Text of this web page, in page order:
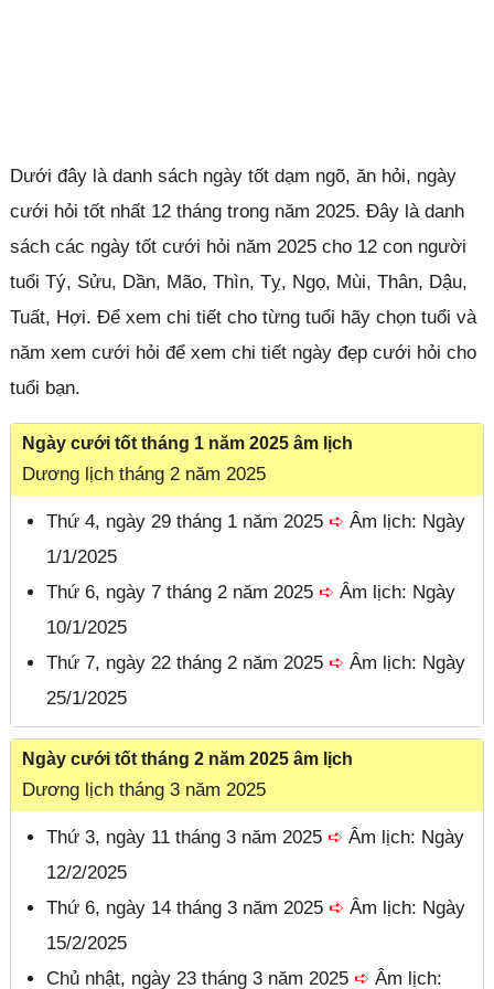
Dưới đây là danh sách ngày tốt dạm ngõ, ăn hỏi, ngày
cưới hỏi tốt nhất 12 tháng trong năm 2025. Đây là danh
sách các ngày tốt cưới hỏi năm 2025 cho 12 con người
tuổi Tý, Sửu, Dần, Mão, Thìn, Tỵ, Ngọ, Mùi, Thân, Dậu,
Tuất, Hợi. Để xem chi tiết cho từng tuổi hãy chọn tuổi và
năm xem cưới hỏi để xem chi tiết ngày đẹp cưới hỏi cho
tuổi bạn.
Ngày cưới tốt tháng 1 năm 2025 âm lịch
Dương lịch tháng 2 năm 2025
Thứ 4, ngày 29 tháng 1 năm 2025 ➪ Âm lịch: Ngày
1/1/2025
Thứ 6, ngày 7 tháng 2 năm 2025 ➪ Âm lịch: Ngày
10/1/2025
Thứ 7, ngày 22 tháng 2 năm 2025 ➪ Âm lịch: Ngày
25/1/2025
Ngày cưới tốt tháng 2 năm 2025 âm lịch
Dương lịch tháng 3 năm 2025
Thứ 3, ngày 11 tháng 3 năm 2025 ➪ Âm lịch: Ngày
12/2/2025
Thứ 6, ngày 14 tháng 3 năm 2025 ➪ Âm lịch: Ngày
15/2/2025
Chủ nhật, ngày 23 tháng 3 năm 2025 ➪ Âm lịch: